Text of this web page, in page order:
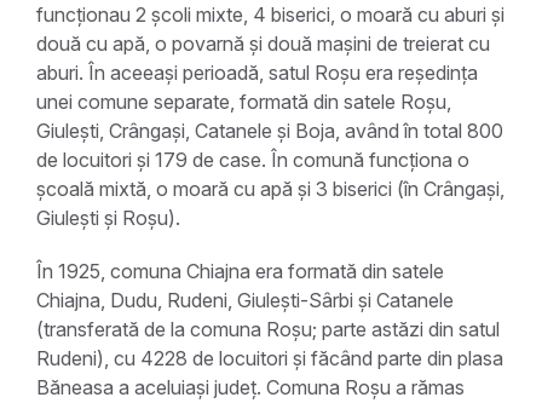
funcționau 2 școli mixte, 4 biserici, o moară cu aburi și
două cu apă, o povarnă și două mașini de treierat cu
aburi. În aceeași perioadă, satul Roșu era reședința
unei comune separate, formată din satele Roșu,
Giulești, Crângași, Catanele și Boja, având în total 800
de locuitori și 179 de case. În comună funcționa o
școală mixtă, o moară cu apă și 3 biserici (în Crângași,
Giulești și Roșu).
În 1925, comuna Chiajna era formată din satele
Chiajna, Dudu, Rudeni, Giulești-Sârbi și Catanele
(transferată de la comuna Roșu; parte astăzi din satul
Rudeni), cu 4228 de locuitori și făcând parte din plasa
Băneasa a aceluiași județ. Comuna Roșu a rămas